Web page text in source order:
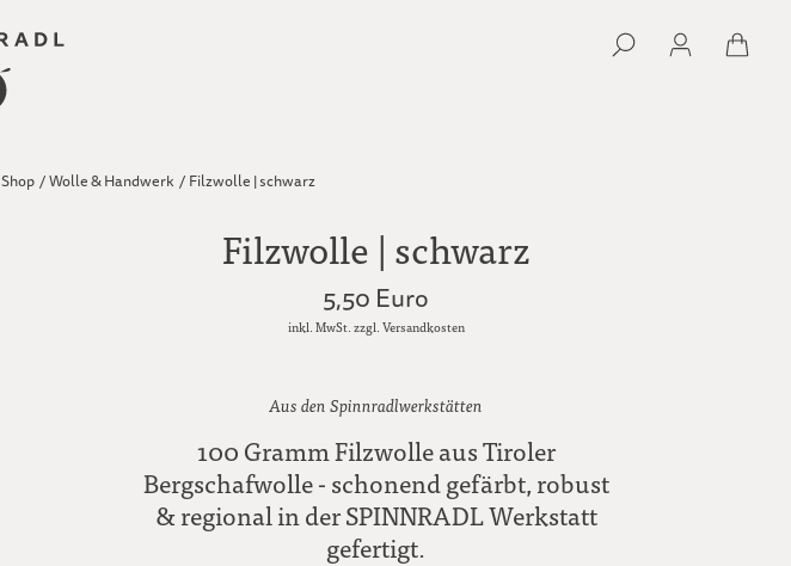
Shop /Wolle & Handwerk / Filzwolle | schwarz
Filzwolle | schwarz
5,50 Euro
inkl. MwSt. zzgl. Versandkosten
Aus den Spinnradlwerkstätten
100 Gramm Filzwolle aus Tiroler
Bergschafwolle - schonend gefärbt, robust
& regional in der SPINNRADL Werkstatt
gefertigt.